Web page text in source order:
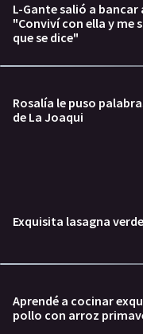
L-Gante salió a bancar
"Conviví con ella y me
que se dice"
Rosalía le puso
de La Joaqui
Exquisita lasagna
Aprendé a cocinar
pollo con arroz